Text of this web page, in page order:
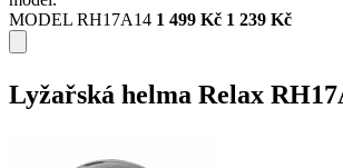
MODEL RH17A14 1 499 Kč 1 239 Kč
Lyžařská helma Relax